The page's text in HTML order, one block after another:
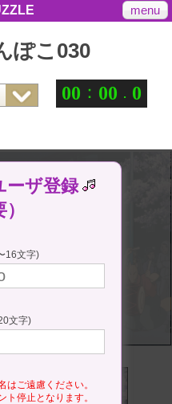
menu
ぽこ030
00 ： 00 . 0
ーザ登録
16文字)
文字)
はご遠慮ください。
ト停止となります。